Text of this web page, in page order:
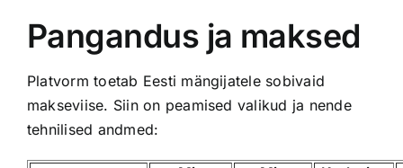
Pangandus ja maksed
Platvorm toetab Eesti mängijatele sobivaid
makseviise. Siin on peamised valikud ja nende
tehnilised andmed: